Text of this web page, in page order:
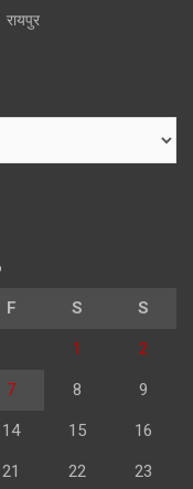
रायपुर
F S S
1 2
7 8 9
14 15 16
21 22 23